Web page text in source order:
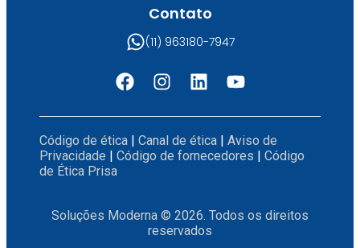
Contato
(11) 963180-7947
Código de ética |Canal de ética |Aviso de
Privacidade
|Código de fornecedores |Código
de Ética Prisa
Soluções Moderna © 2026. Todos os direitos
reservados